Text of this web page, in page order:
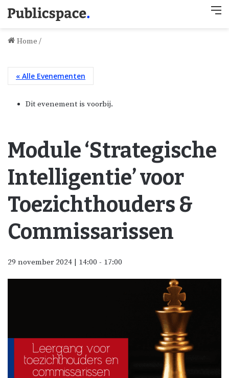
Home /
« Alle Evenementen
Dit evenement is voorbij.
Module ‘Strategische
Intelligentie’ voor
Toezichthouders &
Commissarissen
29 november 2024 | 14:00 - 17:00